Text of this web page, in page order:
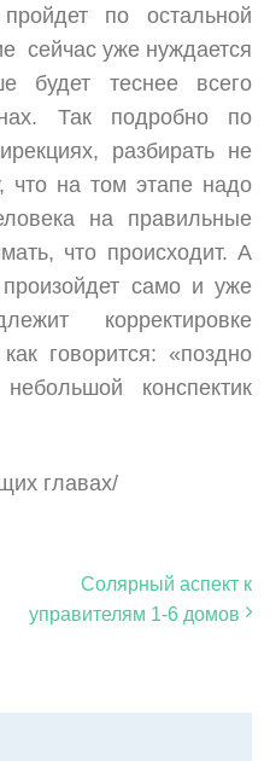
по остальной
сейчас уже нуждается
будет теснее всего
Так подробно по
разбирать не
что на том этапе надо
на правильные
что происходит. А
само и уже
корректировке
говорится: «поздно
конспектик
главах/
Солярный аспект к
управителям 1-6 домов